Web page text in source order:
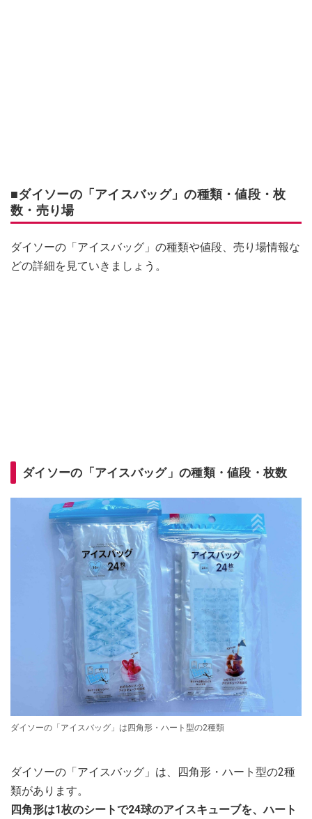
■ダイソーの「アイスバッグ」の種類・値段・枚
数・売り場
ダイソーの「アイスバッグ」の種類や値段、売り場情報な
どの詳細を見ていきましょう。
ダイソーの「アイスバッグ」の種類・値段・枚数
ダイソーの「アイスバッグ」は四角形・ハート型の2種類
ダイソーの「アイスバッグ」は、四角形・ハート型の2種
類があります。
四角形は1枚のシートで24球のアイスキューブを、ハート